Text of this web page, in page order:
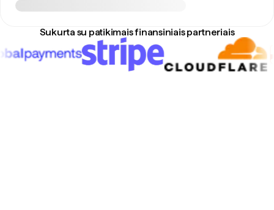
Sukurta su patikimais finansiniais partneriais